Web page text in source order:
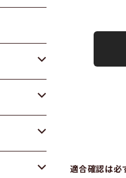
適合確認は必